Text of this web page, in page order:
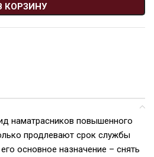
КОРЗИНУ
наматрасников повышенного
продлевают срок службы
основное назначение – снять